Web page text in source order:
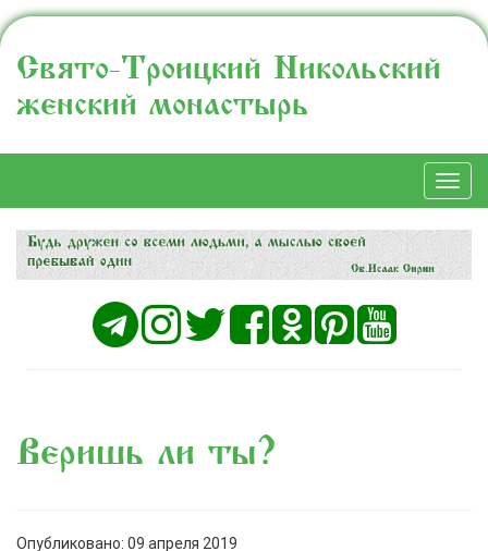
Свято-Троицкий Никольский
женский монастырь
Веришь ли ты?
Опубликовано: 09 апреля 2019